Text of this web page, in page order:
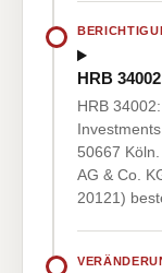
HRB 34002
HRB
50667
AG & Co.
20121)